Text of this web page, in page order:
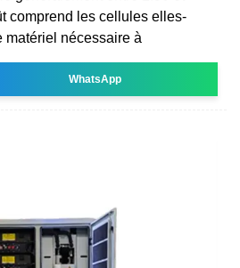
comprend les cellules elles-
matériel nécessaire à
WhatsApp